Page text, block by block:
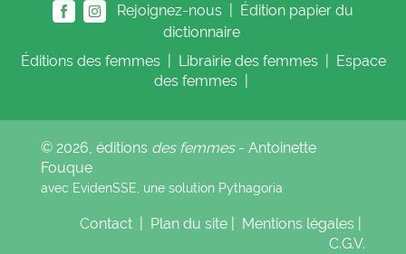
Rejoignez-nous |
Édition papier du
dictionnaire
Éditions des femmes Librairie des femmes
Espace
des femmes
© 2026, éditions des femmes- Antoinette
Fouque
avec EvidenSSE, une solution Pythagoria
Contact Plan du site Mentions légales
C.G.V.